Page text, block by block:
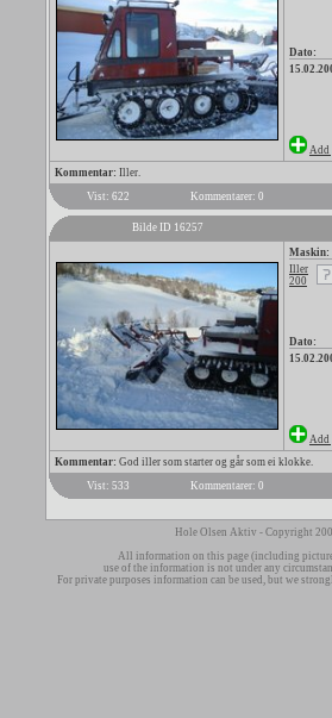
Dato:
Add
Kommentar: Iller.
Vist: 622
Kommentarer: 0
Bilde ID 16257
Maskin:
Iller
200
Dato:
Add
Kommentar: God iller som starter og går som ei klokke.
Vist: 533
Kommentarer: 0
Hole Olsen Aktiv - Copyright
All information on this page (including
use of the information is not under any
For private purposes information can be used, but we